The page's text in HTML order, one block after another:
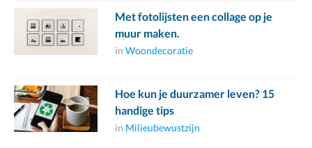
Met fotolijsten een collage op je
muur maken.
in Woondecoratie
Hoe kun je duurzamer leven? 15
handige tips
in Milieubewustzijn